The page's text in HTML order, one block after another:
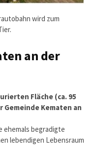
wird zum
an der
Fläche (ca. 95
Kematen an
ehemals begradigte
lebendigen Lebensraum